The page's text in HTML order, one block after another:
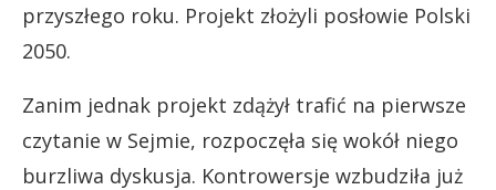
przyszłego roku. Projekt złożyli posłowie Polski
2050.
Zanim jednak projekt zdążył trafić na pierwsze
czytanie w Sejmie, rozpoczęła się wokół niego
burzliwa dyskusja. Kontrowersje wzbudziła już